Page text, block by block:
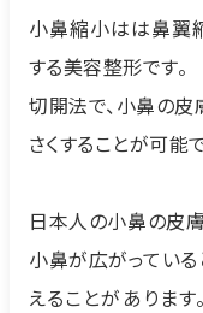
小鼻縮小はは鼻翼
する美容整形です。
切開法で、小鼻の
さくすることが可能で
日本人の小鼻の皮
小鼻が広がってい
えることがありま